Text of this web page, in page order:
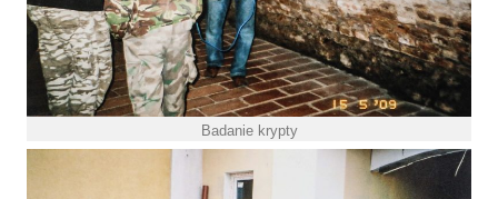
Badanie krypty